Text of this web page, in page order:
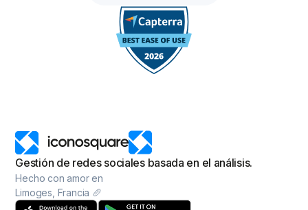
Gestión de redes sociales basada en el análisis.
Hecho con amor en
Limoges, Francia 🥖